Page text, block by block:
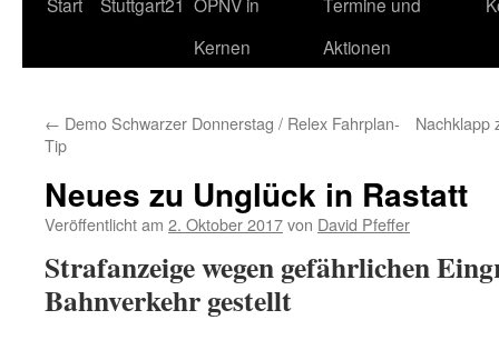
Kernen
Aktionen
← Demo Schwarzer Donnerstag / Relex Fahrplan-
Tip
Nachklapp
Neues zu Unglück in Rastatt
Veröffentlicht am 2. Oktober 2017von David Pfeffer
Strafanzeige wegen gefährlichen
Bahnverkehr gestellt